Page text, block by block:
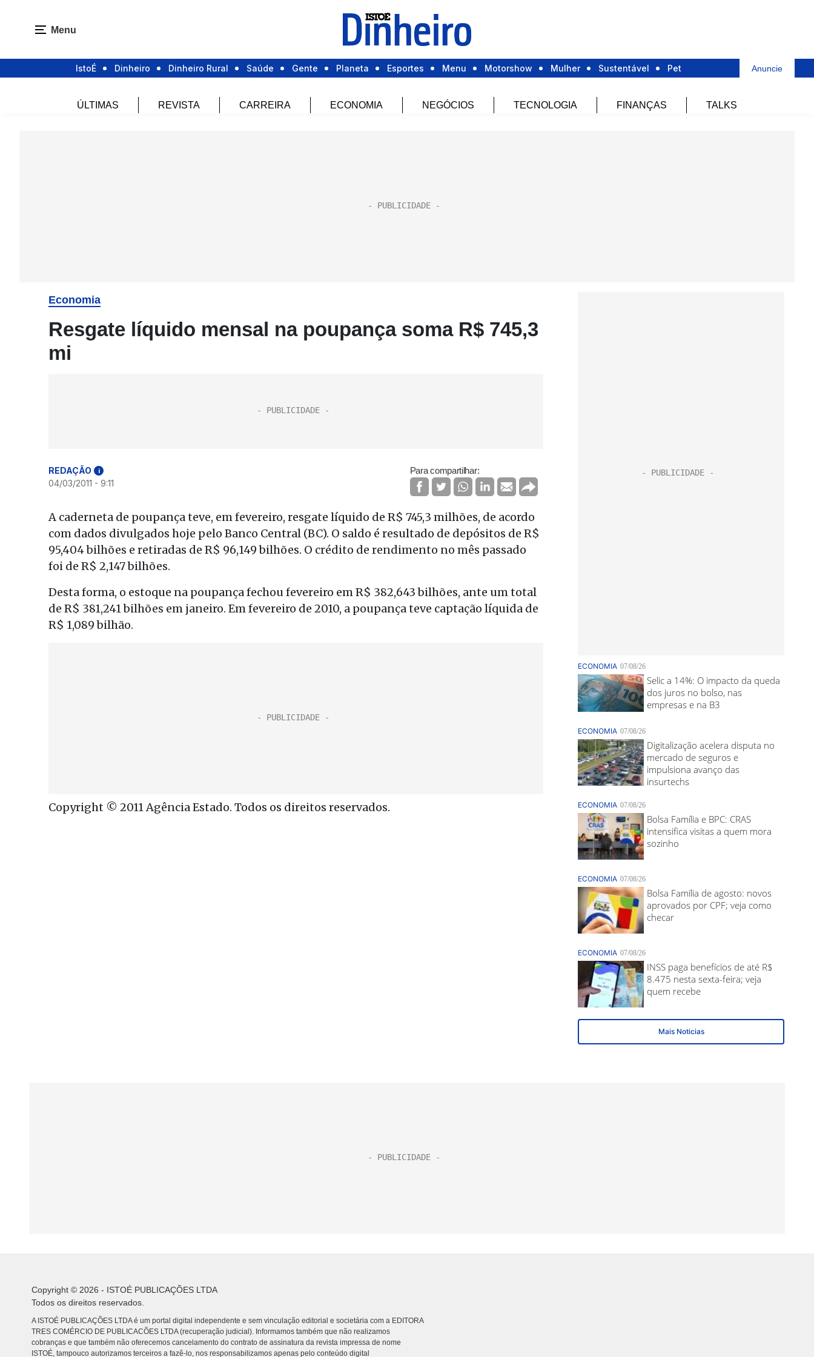
Menu
IstoÉ Dinheiro Dinheiro Rural Saúde Gente Planeta Esportes Menu Motorshow Mulher Sustentável Pet Anuncie
ÚLTIMAS REVISTA CARREIRA ECONOMIA NEGÓCIOS TECNOLOGIA FINANÇAS TALKS
Economia
Resgate líquido mensal na poupança soma R$ 745,3
mi
REDAÇÃO i
04/03/2011 - 9:11
Para compartilhar:
A caderneta de poupança teve, em fevereiro, resgate líquido de R$ 745,3 milhões, de acordo
com dados divulgados hoje pelo Banco Central (BC). O saldo é resultado de depósitos de R$
95,404 bilhões e retiradas de R$ 96,149 bilhões. O crédito de rendimento no mês passado
foi de R$ 2,147 bilhões.
Desta forma, o estoque na poupança fechou fevereiro em R$ 382,643 bilhões, ante um total
de R$ 381,241 bilhões em janeiro. Em fevereiro de 2010, a poupança teve captação líquida de
R$ 1,089 bilhão.
Copyright © 2011 Agência Estado. Todos os direitos reservados.
Copyright © 2026 - ISTOÉ PUBLICAÇÕES LTDA
Todos os direitos reservados.
A ISTOÉ PUBLICAÇÕES LTDA é um portal digital independente e sem vinculação editorial e societária com a EDITORA
TRES COMÉRCIO DE PUBLICACÕES LTDA (recuperação judicial). Informamos também que não realizamos
cobranças e que também não oferecemos cancelamento do contrato de assinatura da revista impressa de nome
ISTOÉ, tampouco autorizamos terceiros a fazê-lo, nos responsabilizamos apenas pelo conteúdo digital